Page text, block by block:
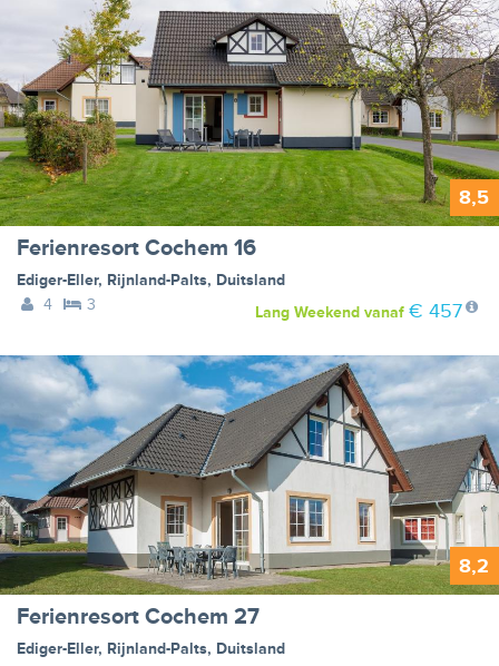
8,5
Ferienresort Cochem 16
Ediger-Eller, Rijnland-Palts, Duitsland
4
3 Lang Weekendvanaf € 457
8,2
Ferienresort Cochem 27
Ediger-Eller, Rijnland-Palts, Duitsland